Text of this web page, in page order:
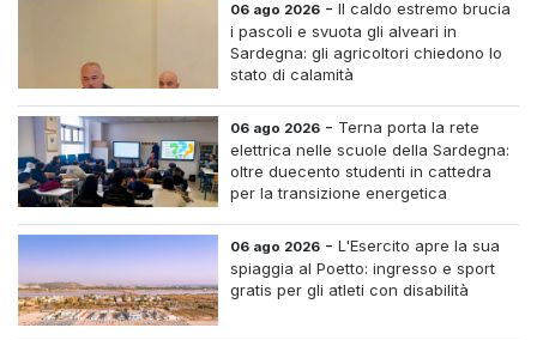
06 ago 2026 -Il caldo estremo brucia
i pascoli e svuota gli alveari in
Sardegna: gli agricoltori chiedono lo
stato di calamità
06 ago 2026 - Terna porta la rete
elettrica nelle scuole della Sardegna:
oltre duecento studenti in cattedra
per la transizione energetica
06 ago 2026 -L'Esercito apre la sua
spiaggia al Poetto: ingresso e sport
gratis per gli atleti con disabilità